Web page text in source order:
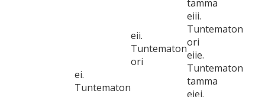
tamma
ei.
Tuntematon
eii.
Tuntematon
ori
eiii.
Tuntematon
ori
eiie.
Tuntematon
tamma
eiei.